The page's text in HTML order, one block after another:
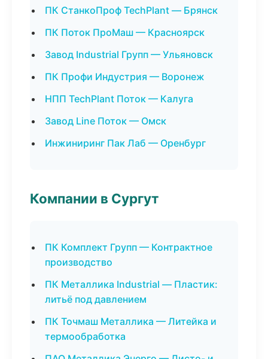
ПК СтанкоПроф TechPlant — Брянск
ПК Поток ПроМаш — Красноярск
Завод Industrial Групп — Ульяновск
ПК Профи Индустрия — Воронеж
НПП TechPlant Поток — Калуга
Завод Line Поток — Омск
Инжиниринг Пак Лаб — Оренбург
Компании в Сургут
ПК Комплект Групп — Контрактное
производство
ПК Металлика Industrial — Пластик:
литьё под давлением
ПК Точмаш Металлика — Литейка и
термообработка